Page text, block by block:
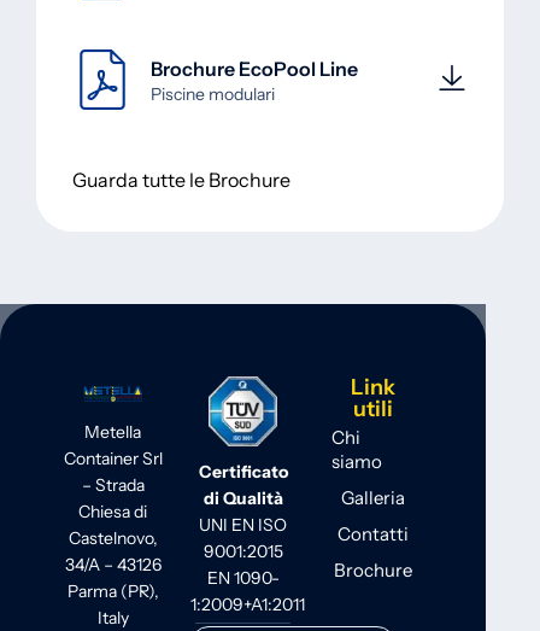
Brochure EcoPool Line
Piscine modulari
Guarda tutte le Brochure
Metella
Container Srl
– Strada
Chiesa di
Castelnovo,
34/A – 43126
Parma (PR),
Italy
Certificato
di Qualità
UNI EN ISO
9001:2015
EN 1090-
1:2009+A1:2011
Link
utili
Chi
siamo
Galleria
Contatti
Brochure